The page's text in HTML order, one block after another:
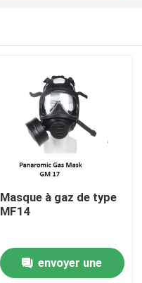
Masque à gaz de type
MF14
envoyer une